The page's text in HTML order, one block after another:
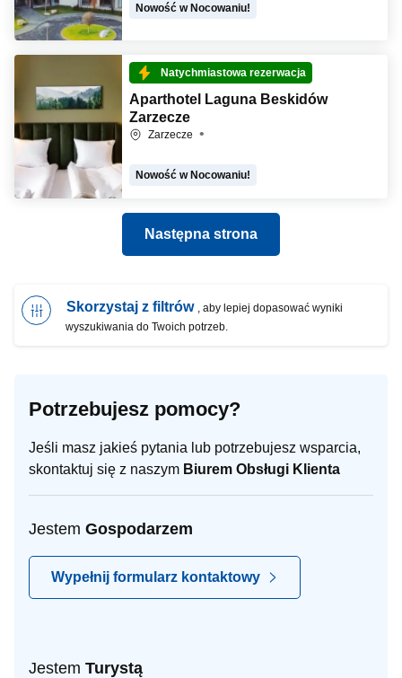
Nowość w Nocowaniu!
Natychmiastowa rezerwacja
Aparthotel Laguna Beskidów
Zarzecze
Zarzecze
Nowość w Nocowaniu!
Następna strona
Skorzystaj z filtrów , aby lepiej dopasować wyniki
wyszukiwania do Twoich potrzeb.
Potrzebujesz pomocy?
Jeśli masz jakieś pytania lub potrzebujesz wsparcia,
skontaktuj się z naszym Biurem Obsługi Klienta
Jestem Gospodarzem
Wypełnij formularz kontaktowy
Jestem Turystą